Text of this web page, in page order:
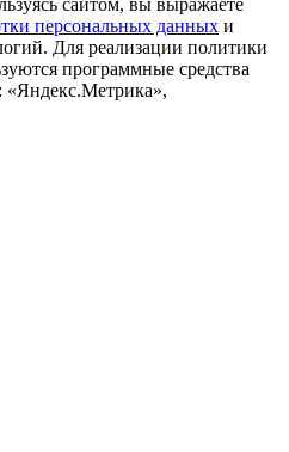
сайтом, вы выражаете
персональных данных и
Для реализации политики
программные средства
«Яндекс.Метрика»,